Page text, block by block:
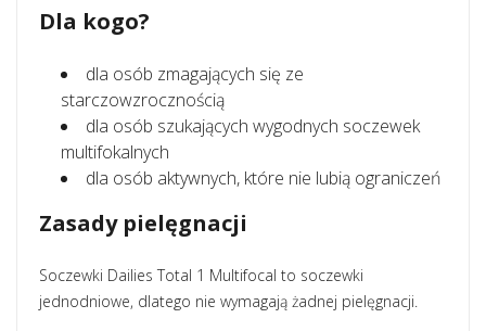
Dla kogo?
dla osób zmagających się ze
starczowzrocznością
dla osób szukających wygodnych soczewek
multifokalnych
dla osób aktywnych, które nie lubią ograniczeń
Zasady pielęgnacji
Soczewki Dailies Total 1 Multifocal to soczewki
jednodniowe, dlatego nie wymagają żadnej pielęgnacji.